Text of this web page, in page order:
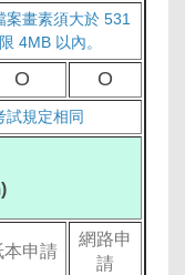
畫素須大於 531
4MB 以內。
O O
試規定相同
本申請
網路申
請